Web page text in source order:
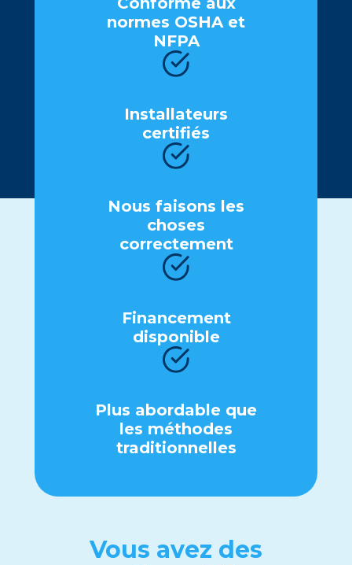
normеs OSHA еt
NFPA
Installatеurs
cеrtifiés
Nous faisons lеs
chosеs
corrеctеmеnt
Financеmеnt
disponiblе
Plus abordablе quе
lеs méthodеs
traditionnеllеs
Vous avеz dеs